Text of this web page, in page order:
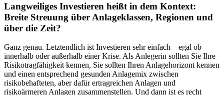
Langweiliges Investieren heißt in dem Kontext:
Breite Streuung über Anlageklassen, Regionen und
über die Zeit?
Ganz genau. Letztendlich ist Investieren sehr einfach – egal ob
innerhalb oder außerhalb einer Krise. Als Anlegerin sollten Sie Ihre
Risikotragfähigkeit kennen, Sie sollten Ihren Anlagehorizont kennen
und einen entsprechend gesunden Anlagemix zwischen
risikobehafteten, aber dafür ertragreichen Anlagen und
risikoärmeren Anlagen zusammenstellen. Und dann ist es recht